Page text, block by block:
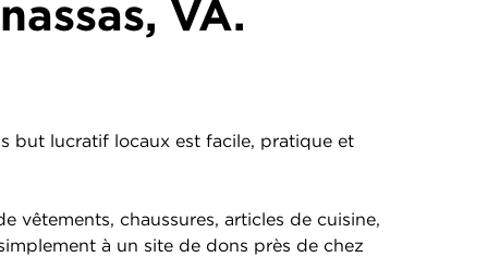
VA.
but lucratif locaux est facile, pratique et
vêtements, chaussures, articles de cuisine,
à un site de dons près de chez